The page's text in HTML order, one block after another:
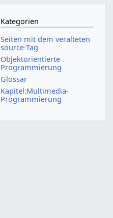
Kategorien
Seiten mit dem veralteten
source-Tag
Objektorientierte
Programmierung
Glossar
Kapitel:Multimedia-
Programmierung